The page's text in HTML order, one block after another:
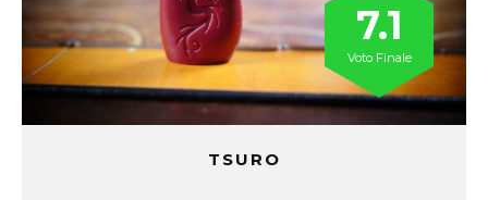
TSURO
7.1
Voto Finale